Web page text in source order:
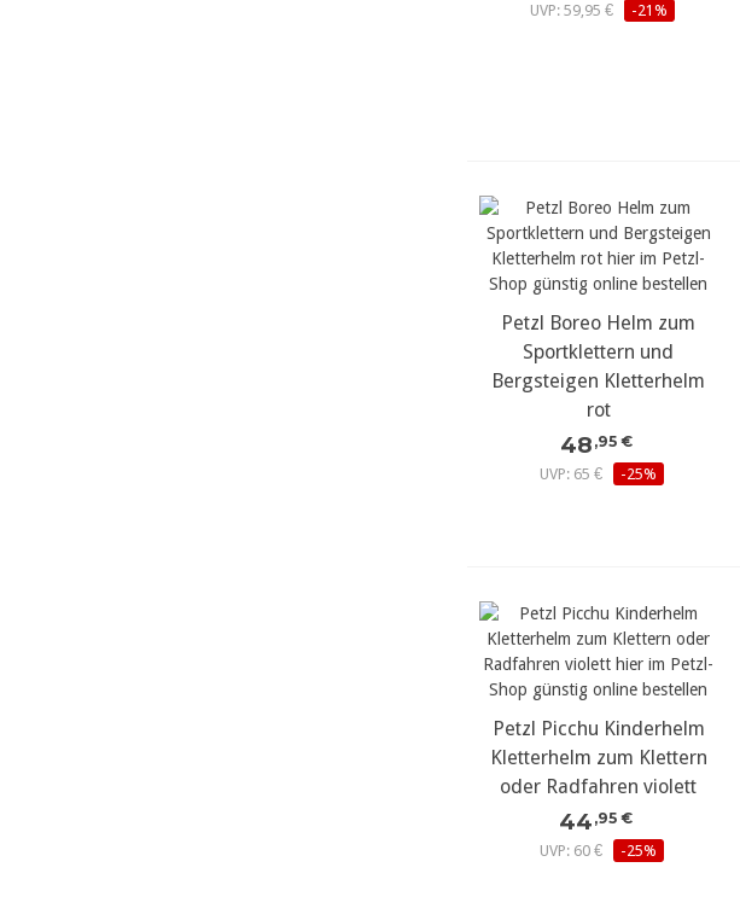
UVP: 59,95 €
-21%
mehr Details...
Petzl Boreo Helm zum
Sportklettern und
Bergsteigen Kletterhelm
rot
48 ,95 €
UVP: 65 €
-25%
mehr Details...
Petzl Picchu Kinderhelm
Kletterhelm zum Klettern
oder Radfahren violett
44 ,95 €
UVP: 60 €
-25%